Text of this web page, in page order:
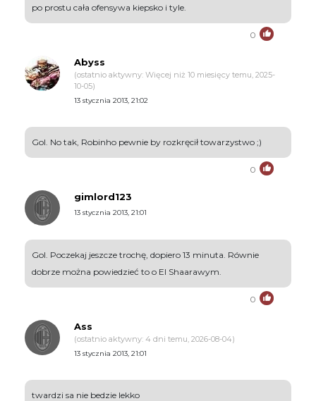
po prostu cała ofensywa kiepsko i tyle.
0
Abyss
(ostatnio aktywny: Więcej niż 10 miesięcy temu, 2025-
10-05)
13 stycznia 2013, 21:02
Gol. No tak, Robinho pewnie by rozkręcił towarzystwo ;)
0
gimlord123
13 stycznia 2013, 21:01
Gol. Poczekaj jeszcze trochę, dopiero 13 minuta. Równie
dobrze można powiedzieć to o El Shaarawym.
0
Ass
(ostatnio aktywny: 4 dni temu, 2026-08-04)
13 stycznia 2013, 21:01
twardzi sa nie bedzie lekko